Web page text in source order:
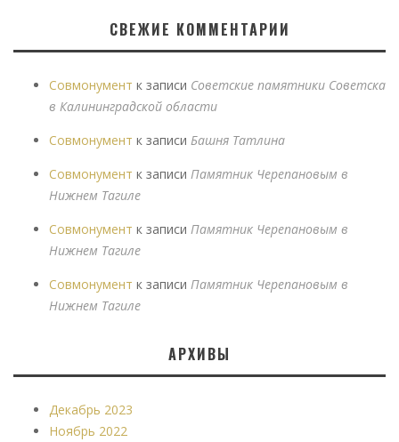
СВЕЖИЕ КОММЕНТАРИИ
Совмонумент к записи Советские памятники Советска
в Калининградской области
Совмонумент к записи Башня Татлина
Совмонумент к записи Памятник Черепановым в
Нижнем Тагиле
Совмонумент к записи Памятник Черепановым в
Нижнем Тагиле
Совмонумент к записи Памятник Черепановым в
Нижнем Тагиле
АРХИВЫ
Декабрь 2023
Ноябрь 2022